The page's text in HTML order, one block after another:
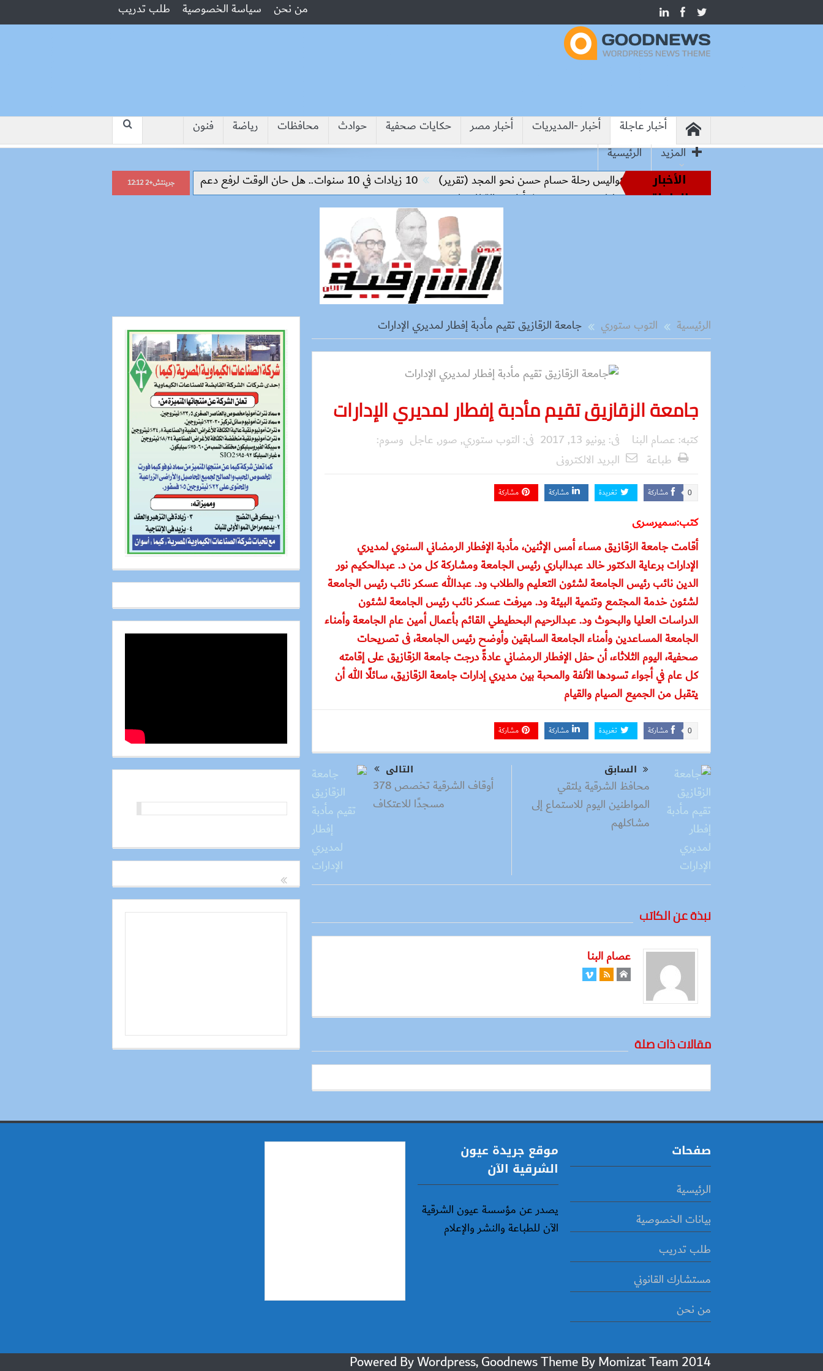
من نحن سياسة الخصوصية طلب تدريب
أخبار عاجلة أخبار -المديريات أخبار مصر حكايات صحفية حوادث محافظات رياضة
فنون
المزيد
الرئيسية
الأخبار
العاجلة
من أساطير الملاعب إلى قيادة الفراعنة.. كواليس رحلة حسام حسن نحو المجد (تقرير) 10 زيادات في 10 سنوات.. هل حان الوقت لرفع دعم البنزين نهائيا؟
“جبروت امرأة”.. مارست الرذيلة
رسميًا.. محمد صلاح يرتدي الرقم 10 مع طرابزون سبور ويبعث أول رسالة للجماهير
جرينتش+2 12:12
الرئيسية التوب ستوري جامعة الزقازيق تقيم مأدبة إفطار لمديري الإدارات
جامعة الزقازيق تقيم مأدبة إفطار لمديري الإدارات
كتبه: عصام البنا فى: يونيو 13, 2017 فى: التوب ستوري, صور, عاجل وسوم:
طباعة
البريد الالكترونى
مشاركة 0 تغريدة مشاركة مشاركة
كتب:سميرسرى
أقامت جامعة الزقازيق مساء أمس الإثنين، مأدبة الإفطار الرمضاني السنوي لمديري
الإدارات برعاية الدكتور خالد عبدالباري رئيس الجامعة ومشاركة كل من د. عبدالحكيم نور
الدين نائب رئيس الجامعة لشئون التعليم والطلاب ود. عبدالله عسكر نائب رئيس الجامعة
لشئون خدمة المجتمع وتنمية البيئة ود. ميرفت عسكر نائب رئيس الجامعة لشئون
الدراسات العليا والبحوث ود. عبدالرحيم البحطيطي القائم بأعمال أمين عام الجامعة وأمناء
الجامعة المساعدين وأمناء الجامعة السابقين وأوضح رئيس الجامعة، فى تصريحات
صحفية، اليوم الثلاثاء، أن حفل الإفطار الرمضاني عادةً درجت جامعة الزقازيق على إقامته
كل عام في أجواء تسودها الألفة والمحبة بين مديري إدارات جامعة الزقازيق، سائلًا الله أن
يتقبل من الجميع الصيام والقيام
مشاركة 0 تغريدة مشاركة مشاركة
السابق
محافظ الشرقية يلتقي
المواطنين اليوم للاستماع إلى
مشاكلهم
التالى
أوقاف الشرقية تخصص 378
مسجدًا للاعتكاف
نبذة عن الكاتب
عصام البنا
مقالات ذات صلة
صفحات
الرئيسية
بيانات الخصوصية
طلب تدريب
مستشارك القانوني
من نحن
موقع جريدة عيون
الشرقية الآن
يصدر عن مؤسسة عيون الشرقية
الآن للطباعة والنشر والإعلام
2014 Powered By Wordpress, Goodnews Theme By
Momizat Team